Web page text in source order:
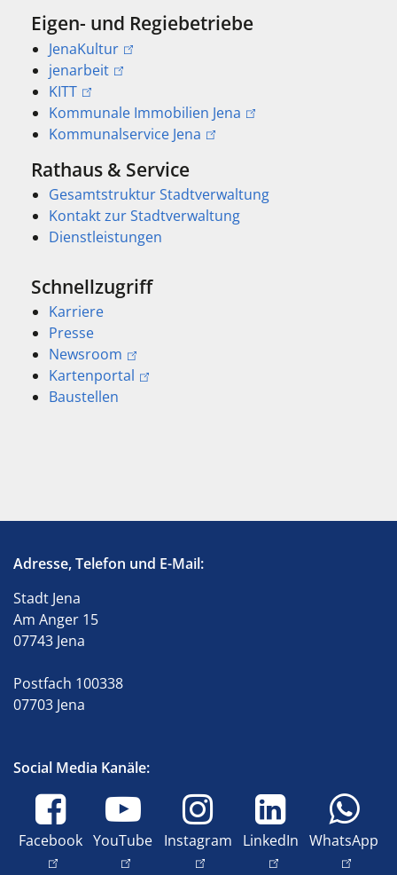
Eigen- und Regiebetriebe
JenaKultur
jenarbeit
KITT
Kommunale Immobilien Jena
Kommunalservice Jena
Rathaus & Service
Gesamtstruktur Stadtverwaltung
Kontakt zur Stadtverwaltung
Dienstleistungen
Schnellzugriff
Karriere
Presse
Newsroom
Kartenportal
Baustellen
Adresse, Telefon und E-Mail:
Stadt Jena
Am Anger 15
07743 Jena
Postfach 100338
07703 Jena
Social Media Kanäle:
Facebook YouTube Instagram LinkedIn WhatsApp